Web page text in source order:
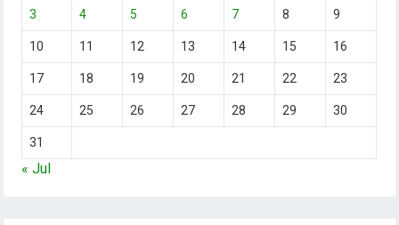
3 4 5 6 7 8 9
10 11 12 13 14 15 16
17 18 19 20 21 22 23
24 25 26 27 28 29 30
31
« Jul